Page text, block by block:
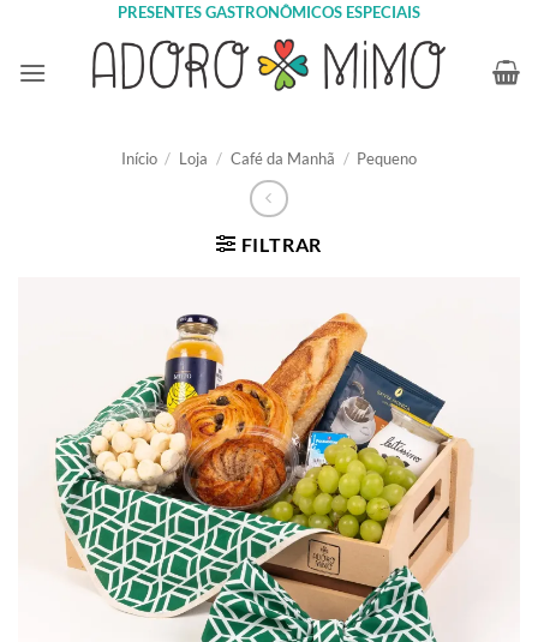
content
PRESENTES GASTRONÔMICOS ESPECIAIS
Início / Loja / Café da Manhã / Pequeno
FILTRAR